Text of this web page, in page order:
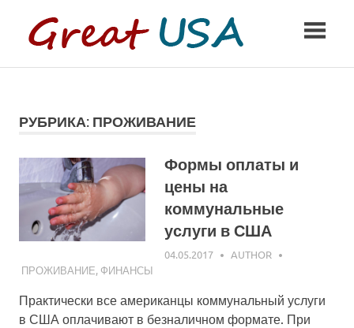
content
РУБРИКА: ПРОЖИВАНИЕ
Формы оплаты и
цены на
коммунальные
услуги в США
04.05.2017
AUTHOR
ПРОЖИВАНИЕ, ФИНАНСЫ
Практически все американцы коммунальный услуги
в США оплачивают в безналичном формате. При